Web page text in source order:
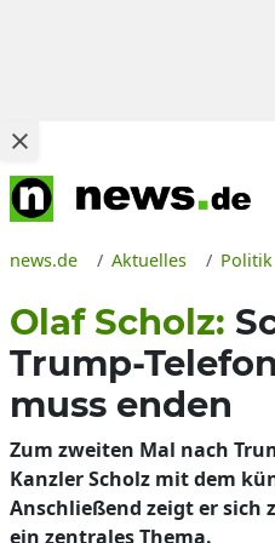
news.de Aktuelles Politik
Olaf Scholz:
Trump-
muss enden
Zum zweiten Mal nach
Kanzler Scholz mit dem
Anschließend zeigt er
ein zentrales Thema.